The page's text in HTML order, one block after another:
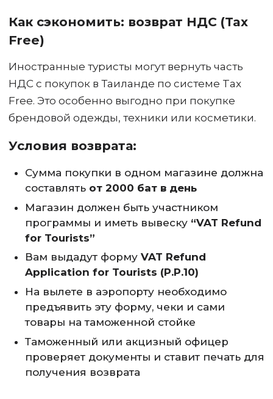
Как сэкономить: возврат НДС (Tax
Free)
Иностранные туристы могут вернуть часть
НДС с покупок в Таиланде по системе Tax
Free. Это особенно выгодно при покупке
брендовой одежды, техники или косметики.
Условия возврата:
Сумма покупки в одном магазине должна
составлять от 2000 бат в день
Магазин должен быть участником
программы и иметь вывеску “VAT Refund
for Tourists”
Вам выдадут форму VAT Refund
Application for Tourists (P.P.10)
На вылете в аэропорту необходимо
предъявить эту форму, чеки и сами
товары на таможенной стойке
Таможенный или акцизный офицер
проверяет документы и ставит печать для
получения возврата